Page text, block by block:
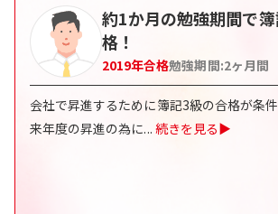
約1か月の勉強期間で
格！
2019年合格勉強期間:2ヶ月間
会社で昇進するために簿記3級の合格が条件
来年度の昇進の為に... 続きを見る▶